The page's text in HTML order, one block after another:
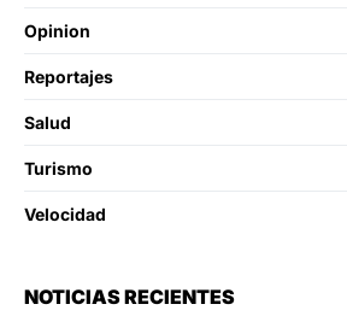
Opinion
Reportajes
Salud
Turismo
Velocidad
NOTICIAS RECIENTES